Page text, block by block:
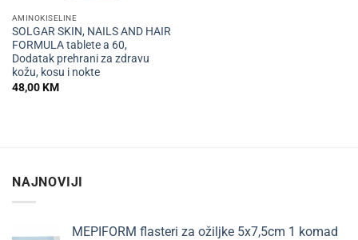
AMINOKISELINE
SOLGAR SKIN, NAILS AND HAIR
FORMULA tablete a 60,
Dodatak prehrani za zdravu
kožu, kosu i nokte
48,00KM
NAJNOVIJI
MEPIFORM flasteri za ožiljke 5x7,5cm 1 komad